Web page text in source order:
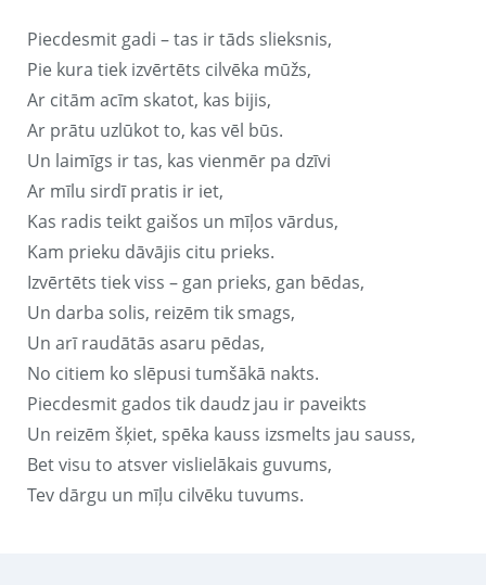
Piecdesmit gadi – tas ir tāds slieksnis,
Pie kura tiek izvērtēts cilvēka mūžs,
Ar citām acīm skatot, kas bijis,
Ar prātu uzlūkot to, kas vēl būs.
Un laimīgs ir tas, kas vienmēr pa dzīvi
Ar mīlu sirdī pratis ir iet,
Kas radis teikt gaišos un mīļos vārdus,
Kam prieku dāvājis citu prieks.
Izvērtēts tiek viss – gan prieks, gan bēdas,
Un darba solis, reizēm tik smags,
Un arī raudātās asaru pēdas,
No citiem ko slēpusi tumšākā nakts.
Piecdesmit gados tik daudz jau ir paveikts
Un reizēm šķiet, spēka kauss izsmelts jau sauss,
Bet visu to atsver vislielākais guvums,
Tev dārgu un mīļu cilvēku tuvums.